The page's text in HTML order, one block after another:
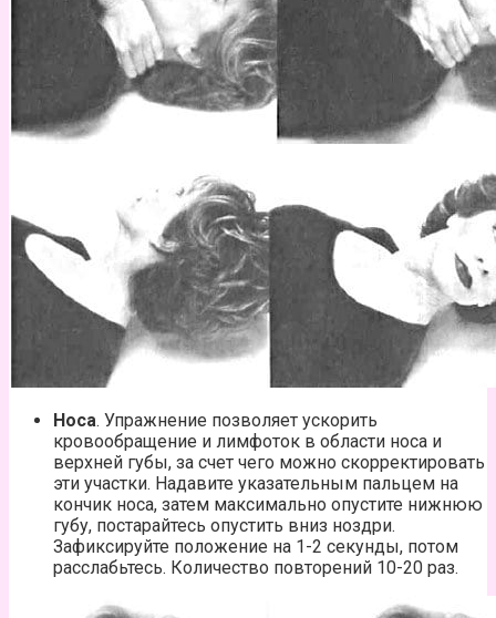
Носа. Упражнение позволяет ускорить
кровообращение и лимфоток в области носа и
верхней губы, за счет чего можно скорректировать
эти участки. Надавите указательным пальцем на
кончик носа, затем максимально опустите нижнюю
губу, постарайтесь опустить вниз ноздри.
Зафиксируйте положение на 1-2 секунды, потом
расслабьтесь. Количество повторений 10-20 раз.